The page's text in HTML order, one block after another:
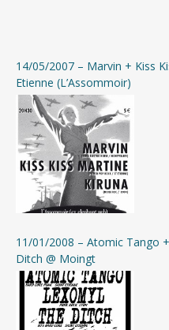
14/05/2007 – Marvin + Kiss
Etienne (L’Assommoir)
11/01/2008 – Atomic Tango
Ditch @ Moingt